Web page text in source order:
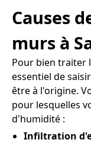
Causes
murs à
Pour bien traiter
essentiel de
être à l'origine.
pour lesquelles
d'humidité :
Infiltration